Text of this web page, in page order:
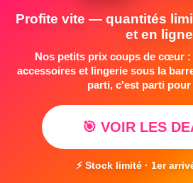
Profite vite — quantités
et en ligne
Nos petits prix coups de cœur
accessoires et lingerie sous la
parti, c'est parti pour
🎯 VOIR LES
⚡ Stock limité · 1er